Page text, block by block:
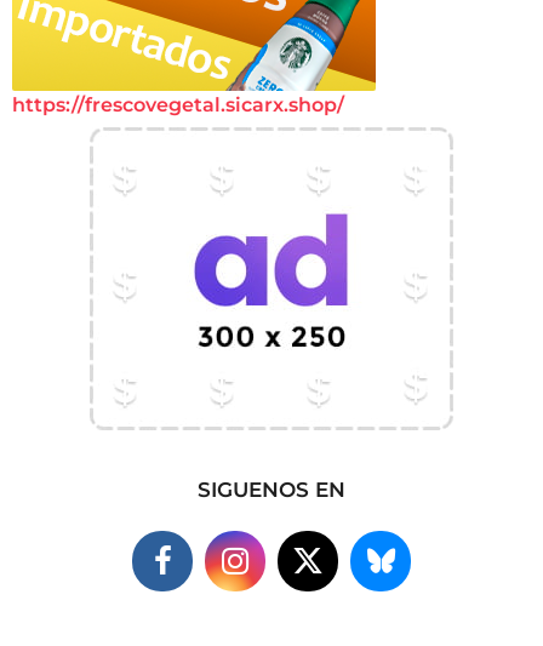
https://frescovegetal.sicarx.shop/
SIGUENOS EN